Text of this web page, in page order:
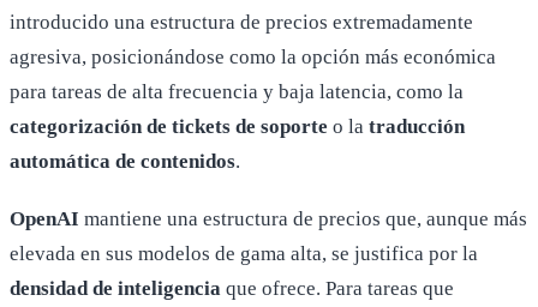
introducido una estructura de precios extremadamente
agresiva, posicionándose como la opción más económica
para tareas de alta frecuencia y baja latencia, como la
categorización de tickets de soporte o la traducción
automática de contenidos.
OpenAI mantiene una estructura de precios que, aunque más
elevada en sus modelos de gama alta, se justifica por la
densidad de inteligencia que ofrece. Para tareas que